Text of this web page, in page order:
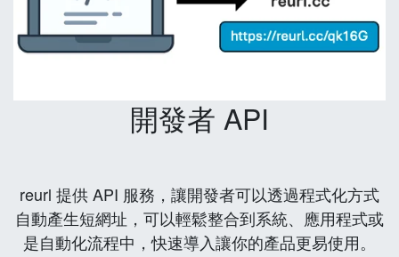
開發者 API
reurl 提供 API 服務，讓開發者可以透過程式化方式
自動產生短網址，可以輕鬆整合到系統、應用程式或
是自動化流程中，快速導入讓你的產品更易使用。